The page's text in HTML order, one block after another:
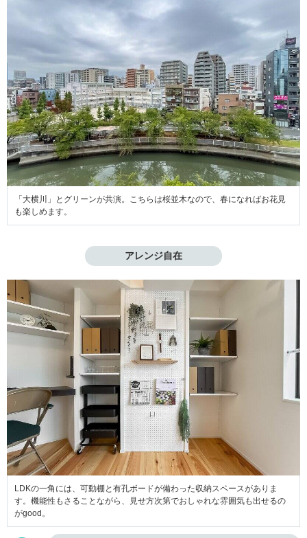
「大横川」とグリーンが共演。こちらは桜並木なので、春になればお花見
も楽しめます。
アレンジ自在
LDKの一角には、可動棚と有孔ボードが備わった収納スペースがありま
す。機能性もさることながら、見せ方次第でおしゃれな雰囲気も出せるの
がgood。